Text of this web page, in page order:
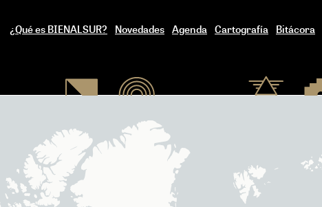
¿Qué es BIENALSUR? Novedades Agenda Cartografía Bitácora